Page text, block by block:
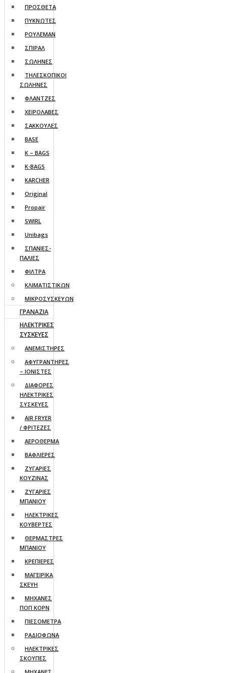
ΠΡΟΣΘΕΤΑ
ΠΥΚΝΩΤΕΣ
ΡΟΥΛΕΜΑΝ
ΣΠΙΡΑΛ
ΣΩΛΗΝΕΣ
ΤΗΛΕΣΚΟΠΙΚΟΙ
ΣΩΛΗΝΕΣ
ΦΛΑΝΤΖΕΣ
ΧΕΙΡΟΛΑΒΕΣ
ΣΑΚΚΟΥΛΕΣ
BASE
K – BAGS
K-BAGS
KARCHER
Original
Propair
SWIRL
Unibags
ΣΠΑΝΙΕΣ-
ΠΑΛΙΕΣ
ΦΙΛΤΡΑ
ΚΛΙΜΑΤΙΣΤΙΚΩΝ
ΜΙΚΡΟΣΥΣΚΕΥΩΝ
ΓΡΑΝΑΖΙΑ
ΗΛΕΚΤΡΙΚΕΣ
ΣΥΣΚΕΥΕΣ
ΑΝΕΜΙΣΤΗΡΕΣ
ΑΦΥΓΡΑΝΤΗΡΕΣ
– ΙΟΝΙΣΤΕΣ
ΔΙΑΦΟΡΕΣ
ΗΛΕΚΤΡΙΚΕΣ
ΣΥΣΚΕΥΕΣ
AIR FRYER
/ ΦΡΙΤΕΖΕΣ
ΑΕΡΟΘΕΡΜΑ
ΒΑΦΛΙΕΡΕΣ
ΖΥΓΑΡΙΕΣ
ΚΟΥΖΙΝΑΣ
ΖΥΓΑΡΙΕΣ
ΜΠΑΝΙΟΥ
ΗΛΕΚΤΡΙΚΕΣ
ΚΟΥΒΕΡΤΕΣ
ΘΕΡΜΑΣΤΡΕΣ
ΜΠΑΝΙΟΥ
ΚΡΕΠΙΕΡΕΣ
ΜΑΓΕΙΡΙΚΑ
ΣΚΕΥΗ
ΜΗΧΑΝΕΣ
ΠΟΠ ΚΟΡΝ
ΠΙΕΣΟΜΕΤΡΑ
ΡΑΔΙΟΦΩΝΑ
ΗΛΕΚΤΡΙΚΕΣ
ΣΚΟΥΠΕΣ